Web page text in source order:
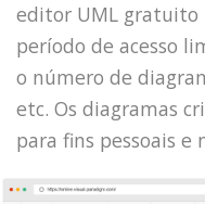
editor UML gratuito
período de acesso
o número de
etc. Os diagramas
para fins pessoais e